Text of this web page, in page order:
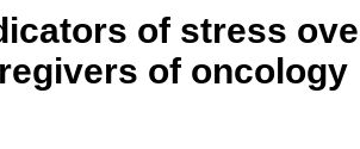
of stress
of oncology